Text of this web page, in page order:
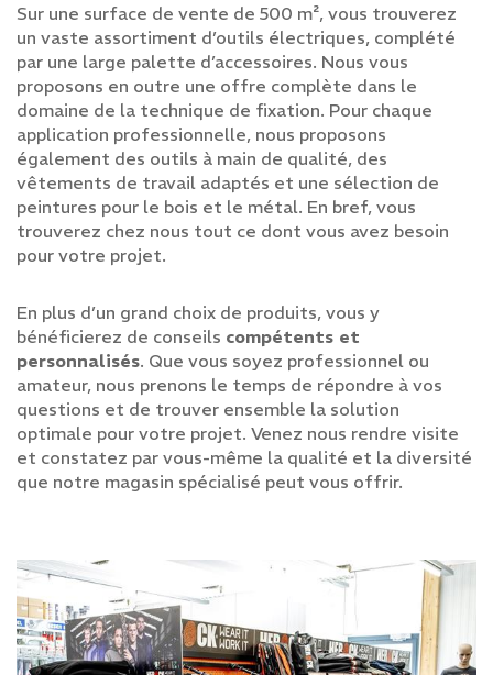
Accueil
Entreprise
Produits
Perçage, tronçonnage & techniques de
surface
Techniques de fixation & systèmes de
ferrures
Produits chimico-techniques & solutions
techniques
Aménagement de l'entreprise & sécurité au
travail
Services
Magasin spécialisé
Equipement d’entrepriseService clientèle
Sur une surface de vente de 500 m², vous trouverez
un vaste assortiment d’outils électriques, complété
par une large palette d’accessoires. Nous vous
proposons en outre une offre complète dans le
domaine de la technique de fixation. Pour chaque
application professionnelle, nous proposons
également des outils à main de qualité, des
vêtements de travail adaptés et une sélection de
peintures pour le bois et le métal. En bref, vous
trouverez chez nous tout ce dont vous avez besoin
pour votre projet.
En plus d’un grand choix de produits, vous y
bénéficierez de conseils compétents et
personnalisés. Que vous soyez professionnel ou
amateur, nous prenons le temps de répondre à vos
questions et de trouver ensemble la solution
optimale pour votre projet. Venez nous rendre visite
et constatez par vous-même la qualité et la diversité
que notre magasin spécialisé peut vous offrir.